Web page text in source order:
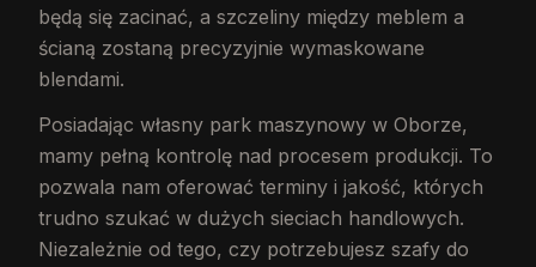
będą się zacinać, a szczeliny między meblem a
ścianą zostaną precyzyjnie wymaskowane
blendami.
Posiadając własny park maszynowy w Oborze,
mamy pełną kontrolę nad procesem produkcji. To
pozwala nam oferować terminy i jakość, których
trudno szukać w dużych sieciach handlowych.
Niezależnie od tego, czy potrzebujesz szafy do